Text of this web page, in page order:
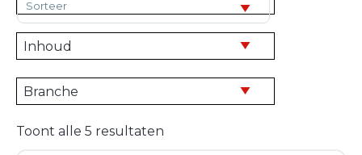
Toont alle 5 resultaten